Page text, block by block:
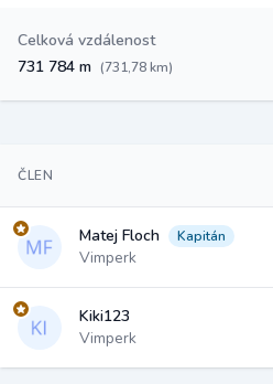
Celková vzdálenost
731 784 m (731,78 km)
ČLEN
Matej Floch Kapitán
Vimperk
Kiki123
Vimperk